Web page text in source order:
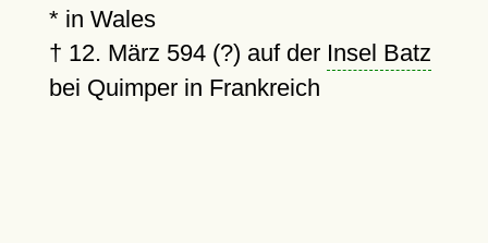
* in Wales
† 12. März 594 (?) auf der Insel Batz
bei Quimper in Frankreich